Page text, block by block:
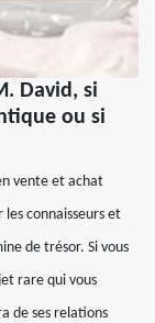
David, si
ou si
vente et achat
connaisseurs et
de trésor. Si vous
rare qui vous
de ses relations